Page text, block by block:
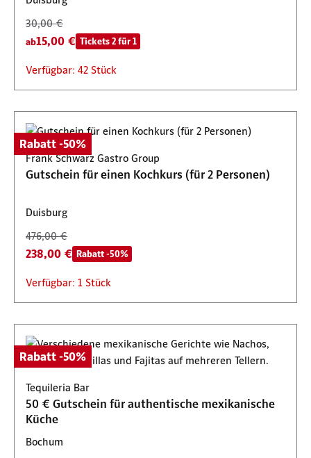
30,00 €
ab15,00 € Tickets 2 für 1
Verfügbar: 42 Stück
Rabatt -50%
Frank Schwarz Gastro Group
Gutschein für einen Kochkurs (für 2 Personen)
Duisburg
476,00 €
238,00 € Rabatt -50%
Verfügbar: 1 Stück
Rabatt -50%
Tequileria Bar
50 € Gutschein für authentische mexikanische
Küche
Bochum